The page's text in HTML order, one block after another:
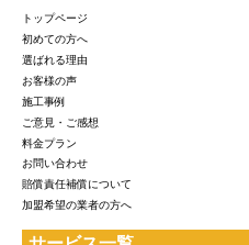
トップページ
初めての方へ
選ばれる理由
お客様の声
施工事例
ご意見・ご感想
料金プラン
お問い合わせ
賠償責任補償について
加盟希望の業者の方へ